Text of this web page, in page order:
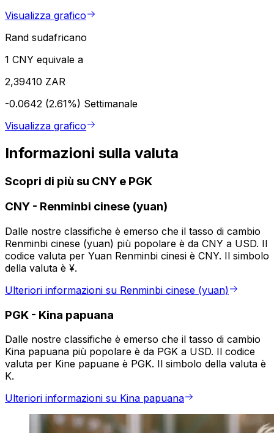
Visualizza grafico
Rand sudafricano
1 CNY equivale a
2,39410 ZAR
-0.0642 (2.61%) Settimanale
Visualizza grafico
Informazioni sulla valuta
Scopri di più su CNY e PGK
CNY - Renminbi cinese (yuan)
Dalle nostre classifiche è emerso che il tasso di cambio
Renminbi cinese (yuan) più popolare è da CNY a USD. Il
codice valuta per Yuan Renminbi cinesi è CNY. Il simbolo
della valuta è ¥.
Ulteriori informazioni su Renminbi cinese (yuan)
PGK - Kina papuana
Dalle nostre classifiche è emerso che il tasso di cambio
Kina papuana più popolare è da PGK a USD. Il codice
valuta per Kine papuane è PGK. Il simbolo della valuta è
K.
Ulteriori informazioni su Kina papuana